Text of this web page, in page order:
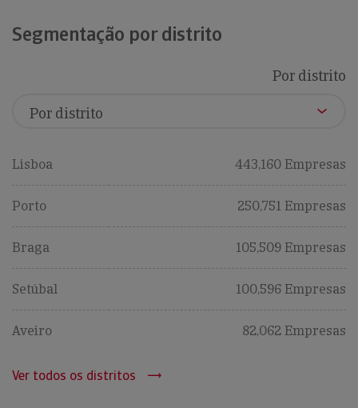
Segmentação por distrito
Por distrito
Lisboa 443,160 Empresas
Porto 250,751 Empresas
Braga 105,509 Empresas
Setúbal 100,596 Empresas
Aveiro 82,062 Empresas
Ver todos os distritos